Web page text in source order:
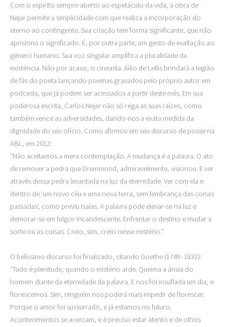
Com o espírito sempre aberto ao espetáculo da vida, a obra de
Nejar permite a simplicidade com que realiza a incorporação do
eterno ao contingente. Sua criação tem forma significante, que não
aprisiona o significado. É, por outra parte, um gesto de exaltação ao
gênero humano. Sua voz singular amplifica a pluralidade da
existência. Não por acaso, o cineasta Júlio de Lellis brindará a legião
de fãs do poeta lançando poemas gravados pelo próprio autor em
podcasts, que já podem ser acessados a partir deste mês. Em sua
poderosa escrita, Carlos Nejar não só rega as suas raízes, como
também vence as adversidades, dando-nos a exata medida da
dignidade do seu ofício. Como afirmou em seu discurso de posse na
ABL, em 2012:
“Não aceitamos a mera contemplação. A mudança é a palavra. O ato
de remover a pedra que Drummond, admiravelmente, visionou. E ver
através dessa pedra levantada na luz da eternidade. Ver com ela e
dentro de ‘um novo céu e uma nova terra, sem lembrança das coisas
passadas’, como previu Isaías. A palavra pode elevar-se na luz e
demorar-se em fulgor incandescente. Enfrentar o destino e mudar a
sorte ou as coisas. Creio, sim, creio nesse mistério.”
O belíssimo discurso foi finalizado, citando Goethe (1749- 1832):
“Tudo é plenitude, quando o mistério arde. Queima a ânsia do
homem diante da eternidade da palavra. E nos foi insuflada um dia, e
florescemos. Sim, ninguém nos poderá mais impedir de florescer.
Porque o amor foi sussurrado, e já estamos no futuro.
Acontecimentos se acercam, e é preciso estar atento e de olhos